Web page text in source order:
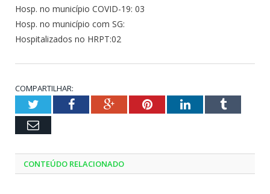
Hosp. no município COVID-19: 03
Hosp. no município com SG:
Hospitalizados no HRPT:02
COMPARTILHAR:
TwitterFacebookGoogle+PinterestLinkedInTumblr
Email
CONTEÚDO RELACIONADO